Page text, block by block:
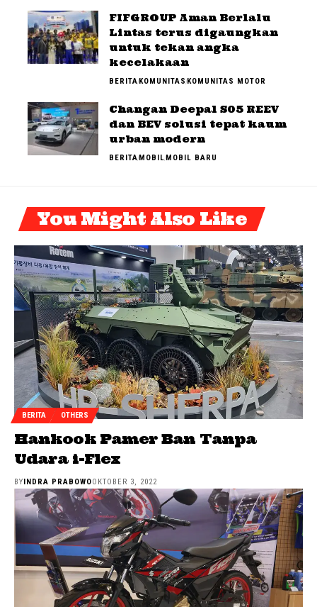
FIFGROUP Aman Berlalu
Lintas terus digaungkan
untuk tekan angka
kecelakaan
BERITAKOMUNITASKOMUNITAS MOTOR
Changan Deepal S05 REEV
dan BEV solusi tepat kaum
urban modern
BERITAMOBILMOBIL BARU
You Might Also Like
BERITA OTHERS
Hankook Pamer Ban Tanpa
Udara i-Flex
BYINDRA PRABOWOOKTOBER 3, 2022